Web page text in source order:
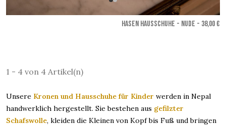
HASEN HAUSSCHUHE - Nude - 38,00 €
1 - 4 von 4 Artikel(n)
Unsere Kronen und Hausschuhe für Kinder werden in Nepal
handwerklich hergestellt. Sie bestehen aus gefilzter
Schafswolle, kleiden die Kleinen von Kopf bis Fuß und bringen